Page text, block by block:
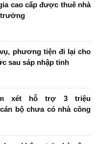
cao cấp được thuê nhà
trưởng
phương tiện đi lại cho
sau sáp nhập tỉnh
xét hỗ trợ 3 triệu
bộ chưa có nhà công